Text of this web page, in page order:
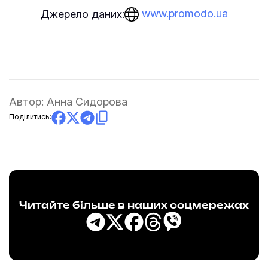
Джерело даних: www.promodo.ua
Автор: Анна Сидорова
Поділитись:
Читайте більше в наших соцмережах